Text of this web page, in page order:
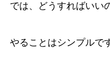
では、どうすればいい
やることはシンプルで